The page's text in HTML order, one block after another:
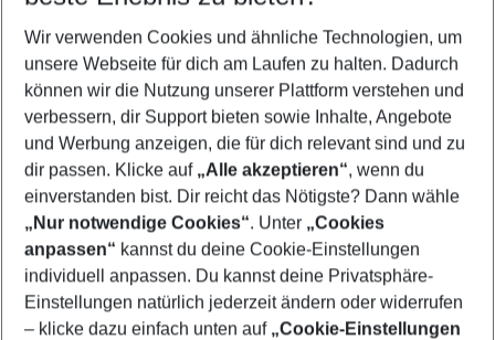
2 Erwachsene Keine Kinder
Mehr Filter anzeigen
Footer
Footer navigation
Über uns
AGB
Wir verwenden Cookies und ähnliche Technologien, um
unsere Webseite für dich am Laufen zu halten. Dadurch
können wir die Nutzung unserer Plattform verstehen und
verbessern, dir Support bieten sowie Inhalte, Angebote
und Werbung anzeigen, die für dich relevant sind und zu
dir passen. Klicke auf „Alle akzeptieren“, wenn du
einverstanden bist. Dir reicht das Nötigste? Dann wähle
„Nur notwendige Cookies“. Unter „Cookies
anpassen“ kannst du deine Cookie-Einstellungen
individuell anpassen. Du kannst deine Privatsphäre-
Einstellungen natürlich jederzeit ändern oder widerrufen
– klicke dazu einfach unten auf „Cookie-Einstellungen